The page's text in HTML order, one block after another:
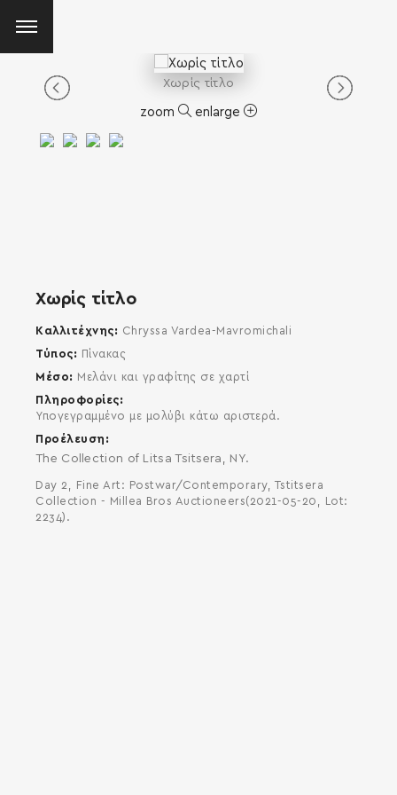
Χωρίς τίτλο
zoom enlarge
Χωρίς τίτλο
Καλλιτέχνης
Chryssa Vardea-Mavromichali
Τύπος
Πίνακας
Μέσο
Μελάνι και γραφίτης σε χαρτί
Πληροφορίες
Υπογεγραμμένο με μολύβι κάτω αριστερά.
Προέλευση
The Collection of Litsa Tsitsera, NY.
Day 2, Fine Art: Postwar/Contemporary, Tstitsera
Collection - Millea Bros Auctioneers(2021-05-20, Lot:
2234).